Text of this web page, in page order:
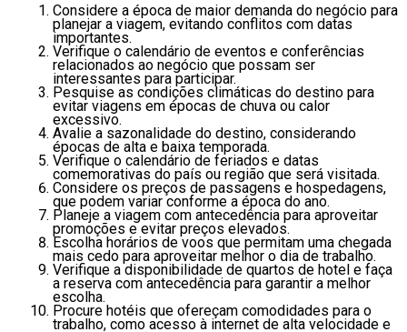
Considere a época de maior demanda do negócio para
planejar a viagem, evitando conflitos com datas
importantes.
Verifique o calendário de eventos e conferências
relacionados ao negócio que possam ser
interessantes para participar.
Pesquise as condições climáticas do destino para
evitar viagens em épocas de chuva ou calor
excessivo.
Avalie a sazonalidade do destino, considerando
épocas de alta e baixa temporada.
Verifique o calendário de feriados e datas
comemorativas do país ou região que será visitada.
Considere os preços de passagens e hospedagens,
que podem variar conforme a época do ano.
Planeje a viagem com antecedência para aproveitar
promoções e evitar preços elevados.
Escolha horários de voos que permitam uma chegada
mais cedo para aproveitar melhor o dia de trabalho.
Verifique a disponibilidade de quartos de hotel e faça
a reserva com antecedência para garantir a melhor
escolha.
Procure hotéis que ofereçam comodidades para o
trabalho, como acesso à internet de alta velocidade e